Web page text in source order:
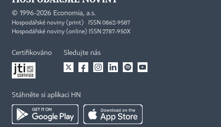
© 1996-2026 Economia, a.s.
Hospodářské noviny (print) ISSN 0862-9587
Hospodářské noviny (online) ISSN 2787-950X
Certifikováno Sledujte nás
Stáhněte si aplikaci HN